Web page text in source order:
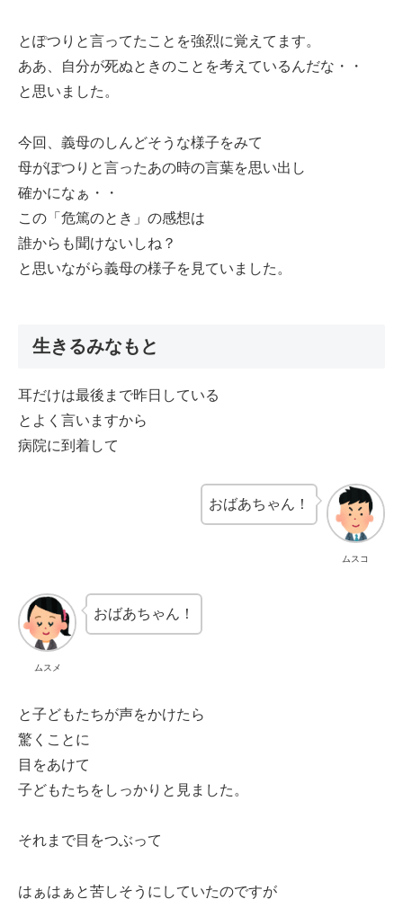
とぽつりと言ってたことを強烈に覚えてます。
ああ、自分が死ぬときのことを考えているんだな・・
と思いました。
今回、義母のしんどそうな様子をみて
母がぽつりと言ったあの時の言葉を思い出し
確かになぁ・・
この「危篤のとき」の感想は
誰からも聞けないしね？
と思いながら義母の様子を見ていました。
生きるみなもと
耳だけは最後まで昨日している
とよく言いますから
病院に到着して
ムスコ
おばあちゃん！
ムスメ
おばあちゃん！
と子どもたちが声をかけたら
驚くことに
目をあけて
子どもたちをしっかりと見ました。
それまで目をつぶって
はぁはぁと苦しそうにしていたのですが